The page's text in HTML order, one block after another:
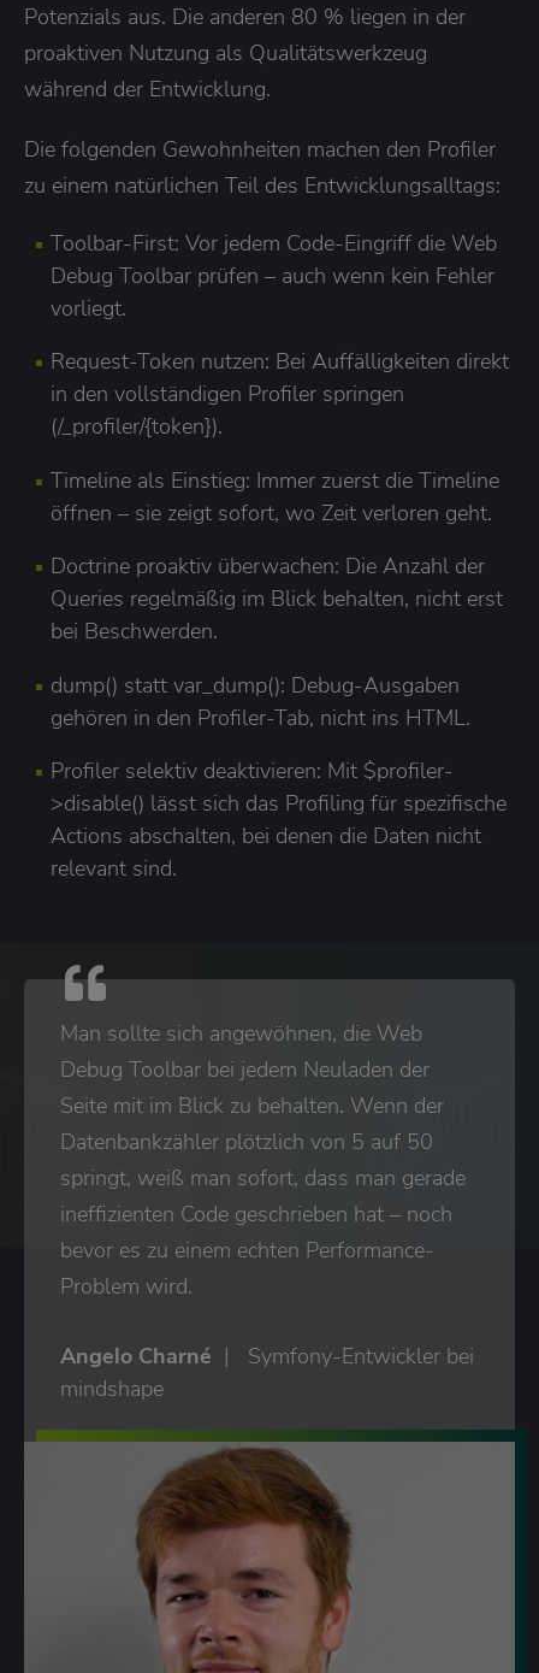
Potenzials aus. Die anderen 80 % liegen in der
proaktiven Nutzung als Qualitätswerkzeug
während der Entwicklung.
Die folgenden Gewohnheiten machen den Profiler
zu einem natürlichen Teil des Entwicklungsalltags:
Toolbar-First: Vor jedem Code-Eingriff die Web
Debug Toolbar prüfen – auch wenn kein Fehler
vorliegt.
Request-Token nutzen: Bei Auffälligkeiten direkt
in den vollständigen Profiler springen
(/_profiler/{token}).
Timeline als Einstieg: Immer zuerst die Timeline
öffnen – sie zeigt sofort, wo Zeit verloren geht.
Doctrine proaktiv überwachen: Die Anzahl der
Queries regelmäßig im Blick behalten, nicht erst
bei Beschwerden.
dump() statt var_dump(): Debug-Ausgaben
gehören in den Profiler-Tab, nicht ins HTML.
Profiler selektiv deaktivieren: Mit $profiler-
>disable() lässt sich das Profiling für spezifische
Actions abschalten, bei denen die Daten nicht
relevant sind.
Man sollte sich angewöhnen, die Web
Debug Toolbar bei jedem Neuladen der
Seite mit im Blick zu behalten. Wenn der
Datenbankzähler plötzlich von 5 auf 50
springt, weiß man sofort, dass man gerade
ineffizienten Code geschrieben hat – noch
bevor es zu einem echten Performance-
Problem wird.
Angelo Charné
Symfony-Entwickler bei
mindshape